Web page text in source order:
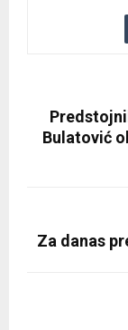
Bulatović
Za danas